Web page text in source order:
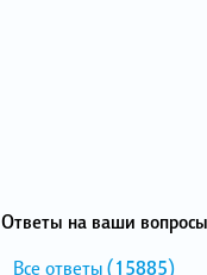
Ответы на ваши
Все ответы(15885)